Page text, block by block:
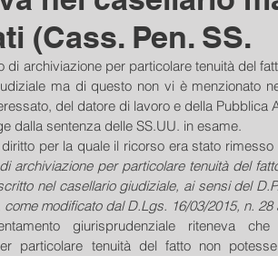
(Cass. Pen. SS.
di archiviazione per particolare tenuità del
ma di questo non vi è menzionato
del datore di lavoro e della Pubblica
dalla sentenza delle SS.UU. in esame.
per la quale il ricorso era stato rimesso
archiviazione per particolare tenuità del
nel casellario giudiziale, ai sensi del
come modificato dal D.Lgs. 16/03/2015, n. 28
giurisprudenziale riteneva
particolare tenuità del fatto non